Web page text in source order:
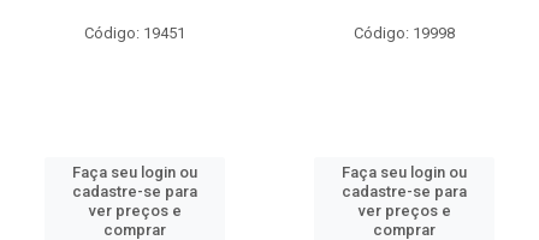
Código: 19451
Faça seu login ou
cadastre-se para
ver preços e
comprar
Código: 19998
Faça seu login ou
cadastre-se para
ver preços e
comprar